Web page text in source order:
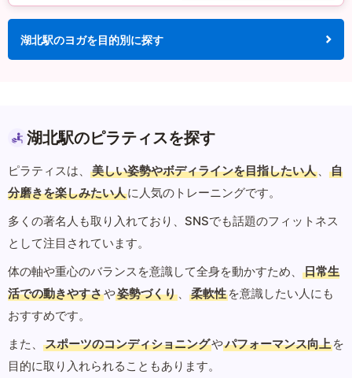
湖北駅のヨガを目的別に探す
湖北駅のピラティスを探す
ピラティスは、 美しい姿勢やボディラインを目指したい人 、
自
分磨きを楽しみたい人に人気のトレーニングです。
多くの著名人も取り入れており、SNSでも話題のフィットネス
として注目されています。
体の軸や重心のバランスを意識して全身を動かすため、
日常生
活での動きやすさや姿勢づくり 、 柔軟性 を意識したい人にも
おすすめです。
また、
スポーツのコンディショニングやパフォーマンス向上 を
目的に取り入れられることもあります。